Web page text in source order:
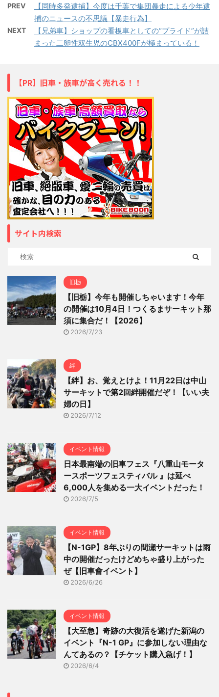
PREV
【同時多発逮捕】今度は千葉で集団暴走による少年逮
捕のニュースの不思議【暴走行為】
NEXT
【兄弟車】ショップの看板車としての“プライド”が詰
まった二卵性双生児のCBX400Fが極まっている！
【PR】旧車・族車が高く売れる！！
サイト内検索
旧栃
【旧栃】今年も開催しちゃいます！今年
の開催は10月4日！つくるまサーキット那
須に集合だ！【2026】
2026/7/23
絆
【絆】お、覚えとけよ！11月22日は中山
サーキットで第2回絆開催だぞ！【いい夫
婦の日】
2026/7/12
イベント情報
日本最南端の旧車フェス『八重山モータ
ースポーツフェスティバル 』は延べ
6,000人を集める一大イベントだった！
2026/7/5
イベント情報
【N-1GP】8年ぶりの間瀬サーキットは雨
中の開催だったけどめちゃ盛り上がった
ぜ【旧車會イベント】
2026/6/26
イベント情報
【大至急】奇跡の大復活を遂げた新潟の
イベント『N-1 GP』に参加しない理由な
んてあるの？【チケット購入急げ！】
2026/6/4